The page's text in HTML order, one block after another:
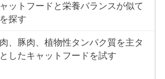
ットフードと栄養バランスが似て
探す
、豚肉、植物性タンパク質を主タ
したキャットフードを試す